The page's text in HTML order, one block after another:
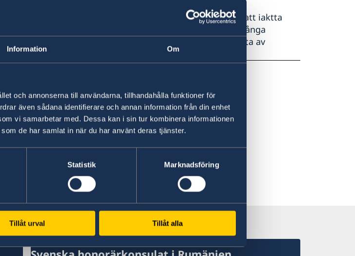
Information Om
och annonserna till användarna, tillhandahålla funktioner för
även sådana identifierare och annan information från din enhet
vi samarbetar med. Dessa kan i sin tur kombinera informationen
de har samlat in när du har använt deras tjänster.
Statistik Marknadsföring
Tillåt urval Tillåt alla
tryggt att resa i Rumänien och oftast är det fullt tillräckligt att iaktta
På torg, lokala marknader och shoppinggator med många
i offentliga fortskaffningsmedel bör man, liksom i de flesta av
vara på sin vakt för ficktjuvar och väskryckare.
23 juli 2026, 14.26